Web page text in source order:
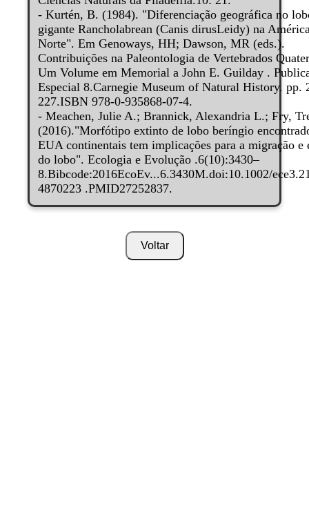
- Kurtén, B. (1984). "Diferenciação geográfica no
gigante Rancholabrean (Canis dirusLeidy) na
Norte". Em Genoways, HH; Dawson, MR (eds.).
Contribuições na Paleontologia de Vertebrados
Um Volume em Memorial a John E. Guilday .
Especial 8.Carnegie Museum of Natural History. pp.
227.ISBN 978-0-935868-07-4.
- Meachen, Julie A.; Brannick, Alexandria L.; Fry,
(2016)."Morfótipo extinto de lobo beríngio
EUA continentais tem implicações para a migração e
do lobo". Ecologia e Evolução .6(10):3430–
8.Bibcode:2016EcoEv...6.3430M.doi:10.1002/
4870223 .PMID27252837.
Voltar